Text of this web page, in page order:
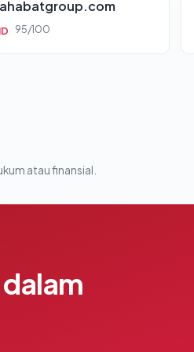
ID 95/100
atau finansial.